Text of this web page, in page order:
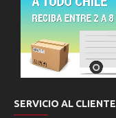
SERVICIO AL CLIENTE